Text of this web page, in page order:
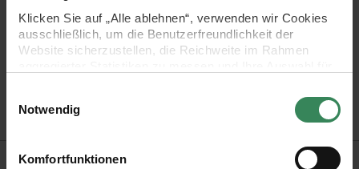
Klicken Sie auf „Alle ablehnen“, verwenden wir Cookies
ausschließlich, um die Benutzerfreundlichkeit der
Website sicherzustellen, die Reichweite im Rahmen
Ihre Einwilligung ist freiwillig und kann jederzeit über den
Link „Cookie-Einstellungen“ im Fußbereich der Seite
verwendeten Technologien und den Empfängern der
Notwendig
Komfortfunktionen
zauberhafte Effekte erzielen.
•Größe: 2,5 x 2,5 cm
Gefahr- und Sicherheitshinweise